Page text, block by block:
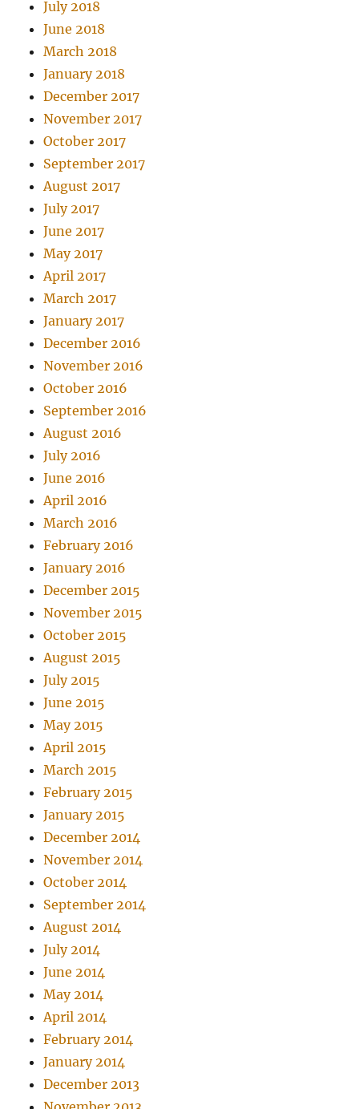
July 2018
June 2018
March 2018
January 2018
December 2017
November 2017
October 2017
September 2017
August 2017
July 2017
June 2017
May 2017
April 2017
March 2017
January 2017
December 2016
November 2016
October 2016
September 2016
August 2016
July 2016
June 2016
April 2016
March 2016
February 2016
January 2016
December 2015
November 2015
October 2015
August 2015
July 2015
June 2015
May 2015
April 2015
March 2015
February 2015
January 2015
December 2014
November 2014
October 2014
September 2014
August 2014
July 2014
June 2014
May 2014
April 2014
February 2014
January 2014
December 2013